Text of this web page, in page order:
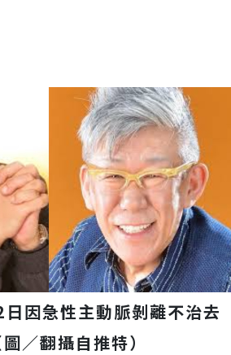
因急性主動脈剝離不治去
／翻攝自推特）